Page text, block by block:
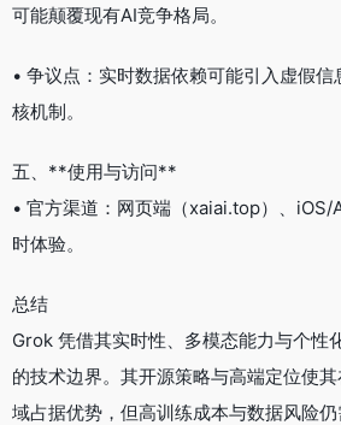
可能颠覆现有AI竞争格局。
• 争议点：实时数据依赖可能引入虚假
核机制。
五、**使用与访问**
• 官方渠道：网页端（xaiai.top）、
时体验。
总结
Grok 凭借其实时性、多模态能力与个性
的技术边界。其开源策略与高端定位使
域占据优势，但高训练成本与数据风险